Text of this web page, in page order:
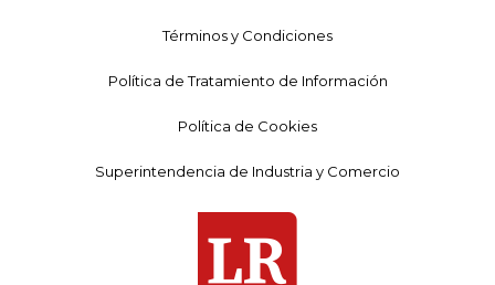
Términos y Condiciones
Política de Tratamiento de Información
Política de Cookies
Superintendencia de Industria y Comercio